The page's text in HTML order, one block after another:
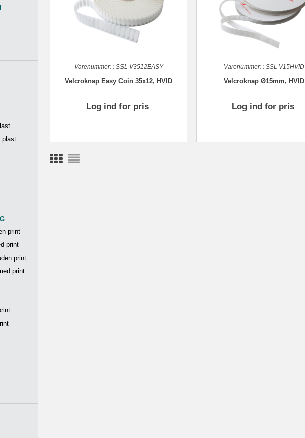
plast
print
print
print
print
Varenummer:: SSL V3512EASY
Velcroknap Easy Coin 35x12, HVID
Log ind for pris
Varenummer: : SSL V15HVID
Velcroknap Ø15mm, HVID
Log ind for pris